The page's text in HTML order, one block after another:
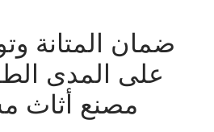
ضمان المتانة
على المدى
مصنع أثاث